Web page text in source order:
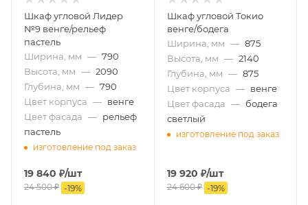
Шкаф угловой Лидер
№9 венге/рельеф
пастель
Ширина, мм — 790
Высота, мм — 2090
Глубина, мм — 790
Цвет корпуса — венге
Цвет фасада — рельеф
пастель
изготовление под заказ
19 840 ₽/шт
24 500₽ -19%
Шкаф угловой Токио
венге/бодега
Ширина, мм — 875
Высота, мм — 2140
Глубина, мм — 875
Цвет корпуса — венге
Цвет фасада — бодега
светлый
изготовление под заказ
19 920 ₽/шт
24 600₽ -19%